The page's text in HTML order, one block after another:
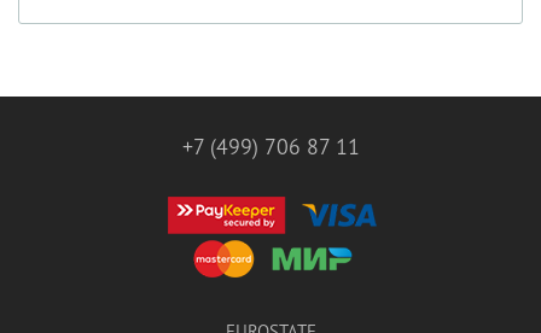
+7 (499) 706 87 11